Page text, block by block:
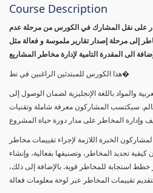
Course Description
3 ساعات قادر على نقل المشارك في الكورس من مرحلة عدم
إلى مرحلة إصدار تقارير ملموسة و فعالة مثل
هذا الكورس للمبتدئين الراغبين في تط�
والمواد باللغة الإنجليزية لضمان الوصول إلى
سيكتسب المشاركون معرفة شاملة وتقنيات
الخبرة اللازمة لإجراء تقييمات مخاطر
تحديد المخاطر، وتصنيفها بفعالية، وإنشاء
استجابة للمخاطر قوية. بالإضافة إلى ذلك،